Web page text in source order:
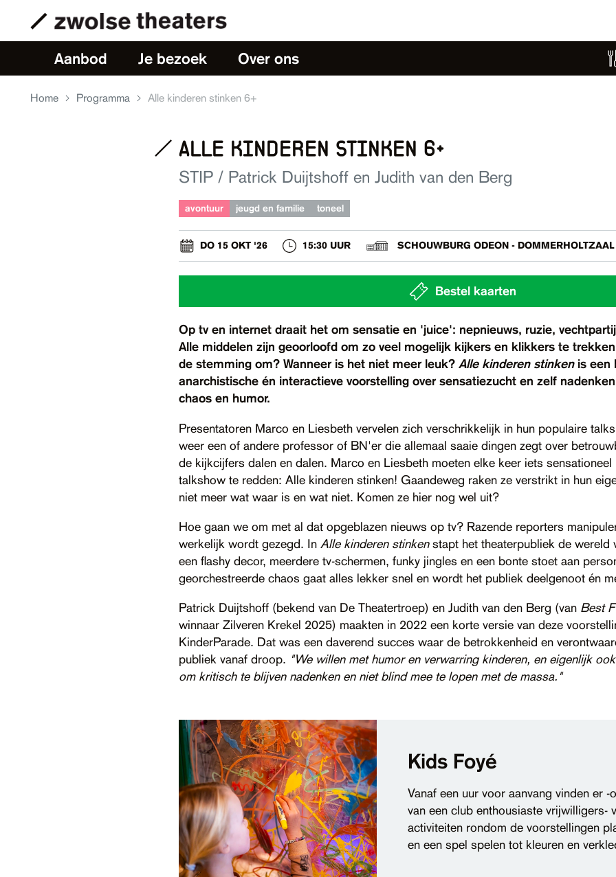
Aanbod Je bezoek Over ons
Home Programma Alle kinderen stinken 6+
alle kinderen stinken 6+
STIP / Patrick Duijtshoff en Judith van den Berg
avontuur jeugd en familie toneel
DO 15 OKT '26 15:30 UUR SCHOUWBURG ODEON - DOMMERHOLTZAAL
Bestel kaarten
Op tv en internet draait het om sensatie en 'juice': nepnieuws, ruzie,
Alle middelen zijn geoorloofd om zo veel mogelijk kijkers en klikkers te
de stemming om? Wanneer is het niet meer leuk? Alle kinderen stinken is een
anarchistische én interactieve voorstelling over sensatiezucht en zelf
chaos en humor.
Presentatoren Marco en Liesbeth vervelen zich verschrikkelijk in hun populaire
weer een of andere professor of BN'er die allemaal saaie dingen zegt over
de kijkcijfers dalen en dalen. Marco en Liesbeth moeten elke keer iets sensationeel
talkshow te redden: Alle kinderen stinken! Gaandeweg raken ze verstrikt in hun
niet meer wat waar is en wat niet. Komen ze hier nog wel uit?
Hoe gaan we om met al dat opgeblazen nieuws op tv? Razende reporters
werkelijk wordt gezegd. In Alle kinderen stinkenstapt het theaterpubliek de wereld
een flashy decor, meerdere tv-schermen, funky jingles en een bonte stoet aan
georchestreerde chaos gaat alles lekker snel en wordt het publiek deelgenoot én
Patrick Duijtshoff (bekend van De Theatertroep) en Judith van den Berg (van Best
winnaar Zilveren Krekel 2025) maakten in 2022 een korte versie van deze
KinderParade. Dat was een daverend succes waar de betrokkenheid en
publiek vanaf droop. "We willen met humor en verwarring kinderen, en eigenlijk
om kritisch te blijven nadenken en niet blind mee te lopen met de massa."
Kids Foyé
Vanaf een uur voor aanvang vinden er
van een club enthousiaste vrijwilligers-
activiteiten rondom de voorstellingen
en een spel spelen tot kleuren en